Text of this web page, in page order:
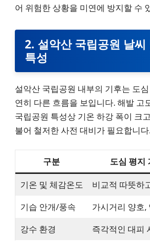
어 위험한 상황을 미연에 방지할 수
2. 설악산 국립공원 날씨
특성
설악산 국립공원 내부의 기후는 도
연히 다른 흐름을 보입니다. 해발 고
국립공원 특성상 기온 하강 폭이 크
불어 철저한 사전 대비가 필요합니
구분 도심 평지
기온 및 체감온도 비교적 따뜻하
기습 안개/풍속
가시거리 양호,
강수 환경
즉각적인 대피